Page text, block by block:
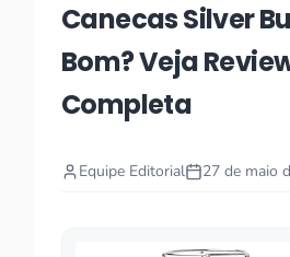
Canecas Silver
Bom? Veja
Completa
Equipe Editorial 27 de maio